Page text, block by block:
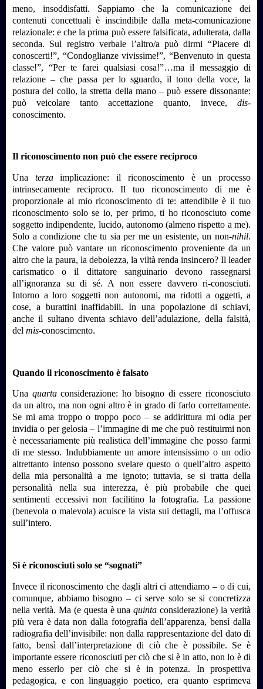
meno, insoddisfatti. Sappiamo che la comunicazione dei
contenuti concettuali è inscindibile dalla meta-comunicazione
relazionale: e che la prima può essere falsificata, adulterata, dalla
seconda. Sul registro verbale l’altro/a può dirmi “Piacere di
conoscerti!”, “Condoglianze vivissime!”, “Benvenuto in questa
classe!”, “Per te farei qualsiasi cosa!”…ma il messaggio di
relazione – che passa per lo sguardo, il tono della voce, la
postura del collo, la stretta della mano – può essere dissonante:
può veicolare tanto accettazione quanto, invece, dis-
conoscimento.
Il riconoscimento non può che essere reciproco
Una terzaimplicazione: il riconoscimento è un processo
intrinsecamente reciproco. Il tuo riconoscimento di me è
proporzionale al mio riconoscimento di te: attendibile è il tuo
riconoscimento solo se io, per primo, ti ho riconosciuto come
soggetto indipendente, lucido, autonomo (almeno rispetto a me).
Solo a condizione che tu sia per me un esistente, un non-nihil.
Che valore può vantare un riconoscimento proveniente da un
altro che la paura, la debolezza, la viltà renda insincero? Il leader
carismatico o il dittatore sanguinario devono rassegnarsi
all’ignoranza su di sé. A non essere davvero ri-conosciuti.
Intorno a loro soggetti non autonomi, ma ridotti a oggetti, a
cose, a burattini inaffidabili. In una popolazione di schiavi,
anche il sultano diventa schiavo dell’adulazione, della falsità,
del mis-conoscimento.
Quando il riconoscimento è falsato
Una quartaconsiderazione: ho bisogno di essere riconosciuto
da un altro, ma non ogni altro è in grado di farlo correttamente.
Se mi ama troppo o troppo poco – se addirittura mi odia per
invidia o per gelosia – l’immagine di me che può restituirmi non
è necessariamente più realistica dell’immagine che posso farmi
di me stesso. Indubbiamente un amore intensissimo o un odio
altrettanto intenso possono svelare questo o quell’altro aspetto
della mia personalità a me ignoto; tuttavia, se si tratta della
personalità nella sua interezza, è più probabile che quei
sentimenti eccessivi non facilitino la fotografia. La passione
(benevola o malevola) acuisce la vista sui dettagli, ma l’offusca
sull’intero.
Si è riconosciuti solo se “sognati”
Invece il riconoscimento che dagli altri ci attendiamo – o di cui,
comunque, abbiamo bisogno – ci serve solo se si concretizza
nella verità. Ma (e questa è unaquintaconsiderazione) la verità
più vera è data non dalla fotografia dell’apparenza, bensì dalla
radiografia dell’invisibile: non dalla rappresentazione del dato di
fatto, bensì dall’interpretazione di ciò che è possibile. Se è
importante essere riconosciuti per ciò che si è in atto, non lo è di
meno esserlo per ciò che si è in potenza. In prospettiva
pedagogica, e con linguaggio poetico, era quanto esprimeva